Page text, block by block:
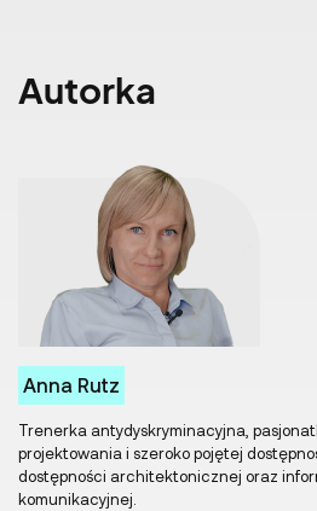
Autorka
Anna Rutz
Trenerka antydyskryminacyjna,
projektowania i szeroko pojętej
dostępności architektonicznej oraz
komunikacyjnej.